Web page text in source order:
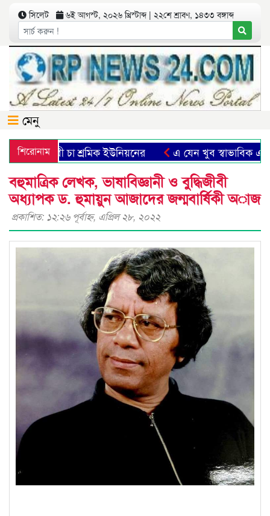
সিলেট ৬ই আগস্ট, ২০২৬ খ্রিস্টাব্দ | ২২শে শ্রাবণ, ১৪৩৩ বঙ্গাব্দ
মেনু
শিরোনাম
দাবী চা শ্রমিক ইউনিয়নের এ যেন খুব স্বাভাবিক এক
বহুমাত্রিক লেখক, ভাষাবিজ্ঞানী ও বুদ্ধিজীবী
অধ্যাপক ড. হুমায়ুন আজাদের জন্মবার্ষিকী অাজ
প্রকাশিত: ১২:২৬ পূর্বাহ্ণ, এপ্রিল ২৮, ২০২২